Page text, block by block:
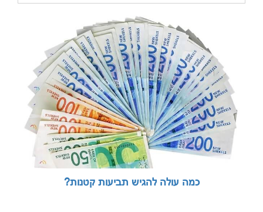
כמה עולה להגיש תביעות קטנות?